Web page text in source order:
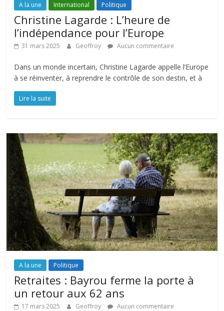
A la une International Politique
Christine Lagarde : L’heure de
l’indépendance pour l’Europe
31 mars 2025 Geoffroy Aucun commentaire
Dans un monde incertain, Christine Lagarde appelle l’Europe
à se réinventer, à reprendre le contrôle de son destin, et à
Lire la suite
A la une Politique
Retraites : Bayrou ferme la porte à
un retour aux 62 ans
17 mars 2025 Geoffroy Aucun commentaire